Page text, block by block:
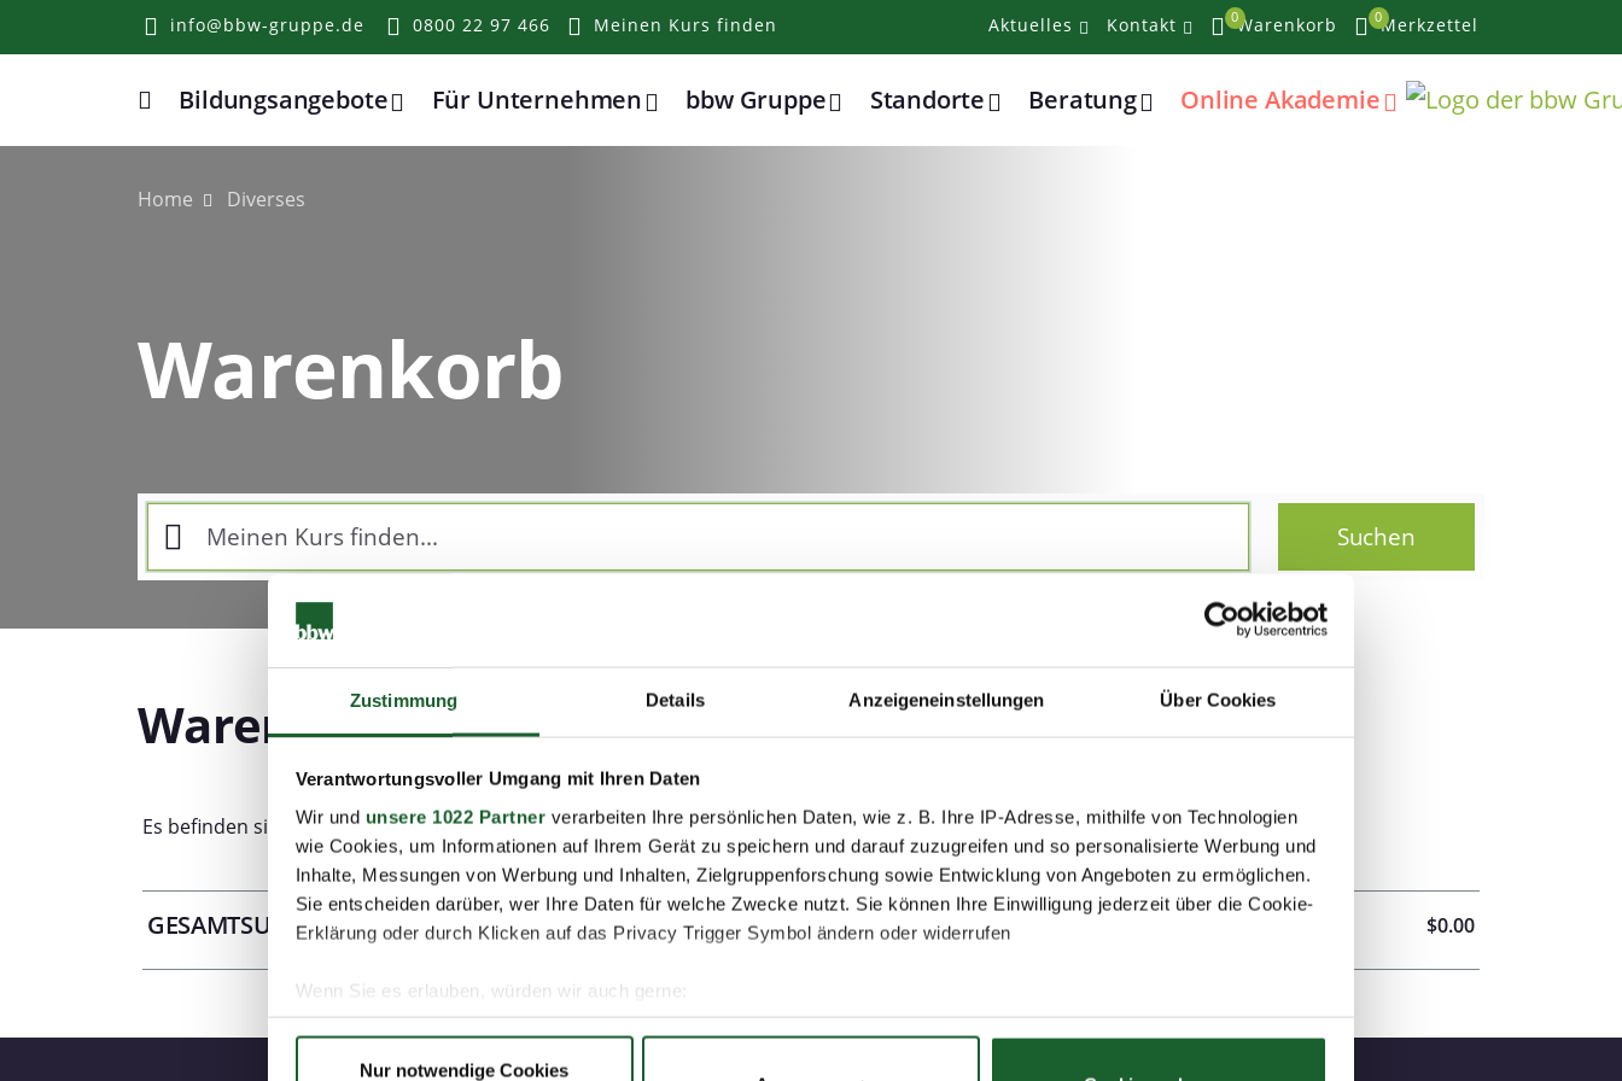
Zustimmung Details Anzeigeneinstellungen Über Cookies
Verantwortungsvoller Umgang mit Ihren Daten
Wir und unsere 1022 Partner verarbeiten Ihre persönlichen Daten, wie z. B. Ihre IP-Adresse, mithilfe von Technologien
wie Cookies, um Informationen auf Ihrem Gerät zu speichern und darauf zuzugreifen und so personalisierte Werbung und
Inhalte, Messungen von Werbung und Inhalten, Zielgruppenforschung sowie Entwicklung von Angeboten zu ermöglichen.
Sie entscheiden darüber, wer Ihre Daten für welche Zwecke nutzt. Sie können Ihre Einwilligung jederzeit über die Cookie-
Erklärung oder durch Klicken auf das Privacy Trigger Symbol ändern oder widerrufen
Wenn Sie es erlauben, würden wir auch gerne:
Informationen über Ihre geografische Lage erfassen, welche bis auf einige Meter genau sein können
Nur notwendige Cookies
info@bbw-gruppe.de 0800 22 97 466 Meinen Kurs finden Aktuelles Kontakt 0Warenkorb 0Merkzettel
Home
Bildungsangebote Für Unternehmen bbw Gruppe Standorte Beratung Online Akademie
Home Diverses
Warenkorb
Suchen
Warenkorb
Es befinden sich zurzeit keine Angebote in Ihrem Warenkorb.
GESAMTSUMME: $0.00